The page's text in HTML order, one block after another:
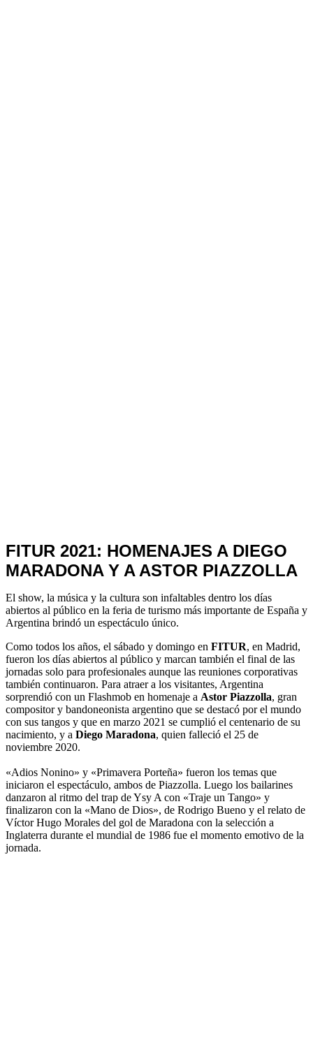
Noticias
de
Turismo
FITUR 2021: HOMENAJES A DIEGO
MARADONA Y A ASTOR PIAZZOLLA
El show, la música y la cultura son infaltables dentro los días
abiertos al público en la feria de turismo más importante de España y
Argentina brindó un espectáculo único.
Como todos los años, el sábado y domingo en FITUR, en Madrid,
fueron los días abiertos al público y marcan también el final de las
jornadas solo para profesionales aunque las reuniones corporativas
también continuaron. Para atraer a los visitantes, Argentina
sorprendió con un Flashmob en homenaje a Astor Piazzolla, gran
compositor y bandoneonista argentino que se destacó por el mundo
con sus tangos y que en marzo 2021 se cumplió el centenario de su
nacimiento, y a Diego Maradona, quien falleció el 25 de
noviembre 2020.
«Adios Nonino» y «Primavera Porteña» fueron los temas que
iniciaron el espectáculo, ambos de Piazzolla. Luego los bailarines
danzaron al ritmo del trap de Ysy A con «Traje un Tango» y
finalizaron con la «Mano de Dios», de Rodrigo Bueno y el relato de
Víctor Hugo Morales del gol de Maradona con la selección a
Inglaterra durante el mundial de 1986 fue el momento emotivo de la
jornada.